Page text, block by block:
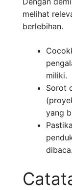
melihat
berlebihan.
miliki.
Sorot
yang
dibaca.